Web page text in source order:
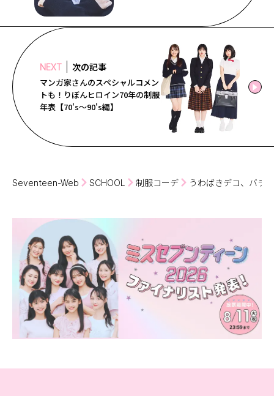
NEXT 次の記事
マンガ家さんのスペシャルコメン
トも！りぼんヒロイン70年の制服
年表【70's〜90's編】
Seventeen-Web SCHOOL 制服コーデ うわばきデコ、バラ